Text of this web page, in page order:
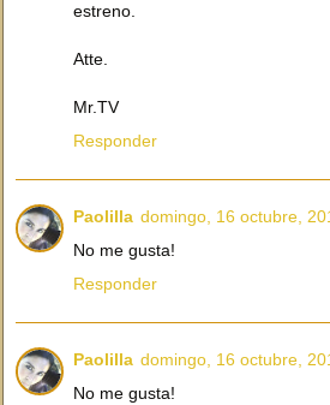
estreno.
Atte.
Mr.TV
Responder
Paolilla domingo, 16 octubre,
No me gusta!
Responder
Paolilla domingo, 16 octubre,
No me gusta!